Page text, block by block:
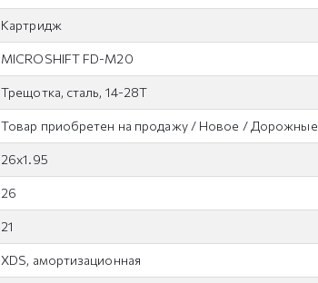
Картридж
MICROSHIFT FD-M20
Трещотка, сталь, 14-28Т
Товар приобретен на продажу / Новое / Дорожные
26x1.95
26
21
XDS, амортизационная